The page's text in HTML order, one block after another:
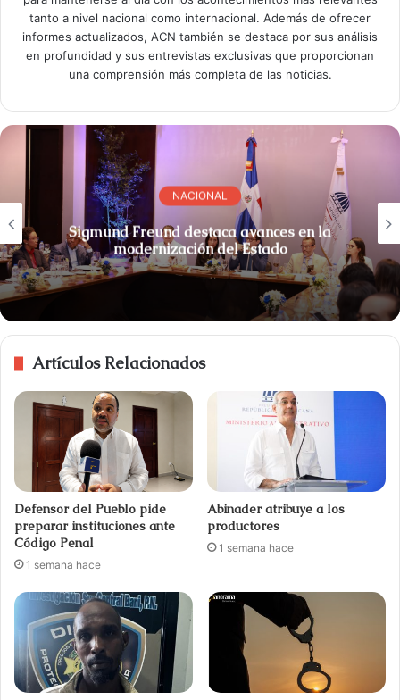
tanto a nivel nacional como internacional. Además de ofrecer
informes actualizados, ACN también se destaca por sus análisis
en profundidad y sus entrevistas exclusivas que proporcionan
una comprensión más completa de las noticias.
NACIONAL
Sigmund Freund destaca avances en la
modernización del Estado
Artículos Relacionados
Defensor del Pueblo pide
preparar instituciones ante
Código Penal
1 semana hace
Abinader atribuye a los
productores
1 semana hace